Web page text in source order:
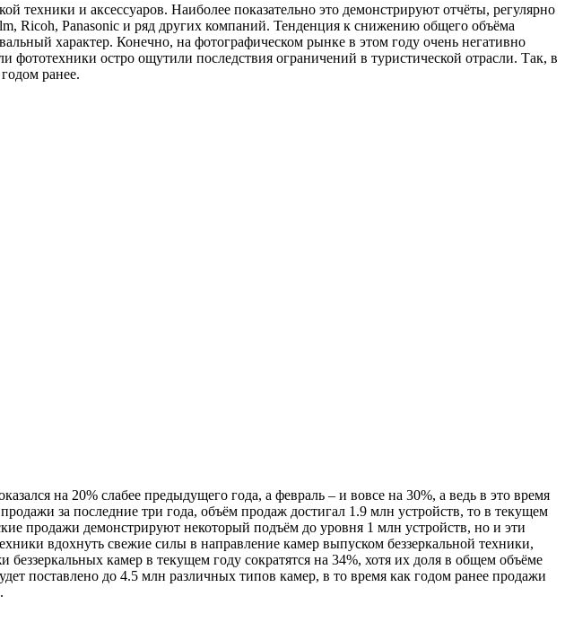
техники и аксессуаров. Наиболее показательно это демонстрируют отчёты, регулярно
Ricoh, Panasonic и ряд других компаний. Тенденция к снижению общего объёма
характер. Конечно, на фотографическом рынке в этом году очень негативно
остро ощутили последствия ограничений в туристической отрасли. Так, в
ранее.
на 20% слабее предыдущего года, а февраль – и вовсе на 30%, а ведь в это время
за последние три года, объём продаж достигал 1.9 млн устройств, то в текущем
продажи демонстрируют некоторый подъём до уровня 1 млн устройств, но и эти
вдохнуть свежие силы в направление камер выпуском беззеркальной техники,
камер в текущем году сократятся на 34%, хотя их доля в общем объёме
поставлено до 4.5 млн различных типов камер, в то время как годом ранее продажи